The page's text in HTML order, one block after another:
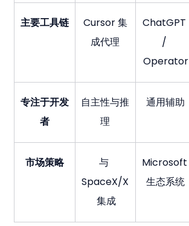
主要工具链
Cursor 集
成代理
ChatGPT
/
Operator
专注于开发
者
自主性与推
理
通用辅助
市场策略
与
SpaceX/X
集成
Microsoft
生态系统